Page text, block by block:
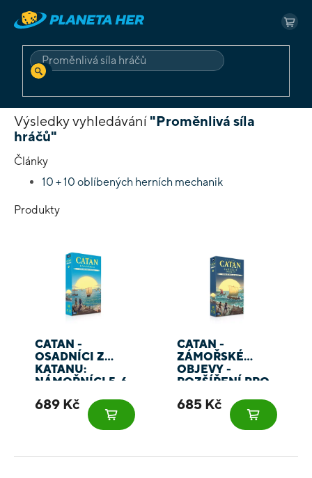
HLEDAT
Výsledky vyhledávání "Proměnlivá síla
hráčů"
Články
10 + 10 oblíbených herních mechanik
Produkty
CATAN -
OSADNÍCI Z
KATANU:
NÁMOŘNÍCI 5-6
689 Kč
CATAN -
ZÁMOŘSKÉ
OBJEVY -
ROZŠÍŘENÍ PRO
685 Kč